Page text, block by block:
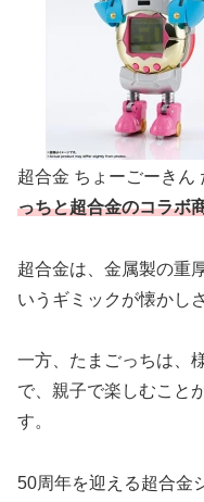
超合金 ちょーごーきん
っちと超合金のコラボ
超合金は、金属製の重
いうギミックが懐かし
一方、たまごっちは、
で、親子で楽しむこと
す。
50周年を迎える超合金